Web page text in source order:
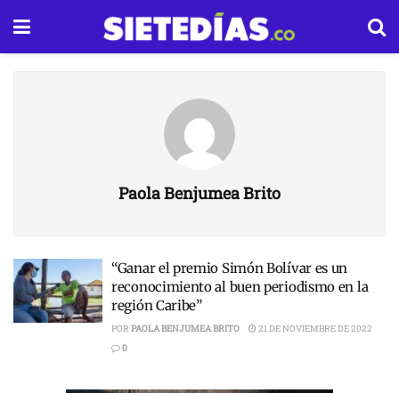
Paola Benjumea Brito
“Ganar el premio Simón Bolívar es un
reconocimiento al buen periodismo en la
región Caribe”
POR PAOLA BENJUMEA BRITO
21 DE NOVIEMBRE DE 2022
0